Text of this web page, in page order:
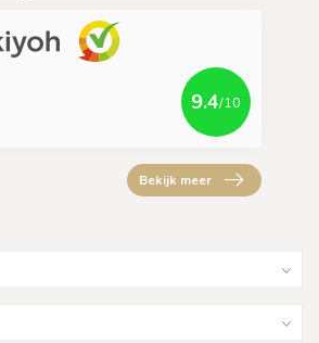
9.4/10
Bekijk meer